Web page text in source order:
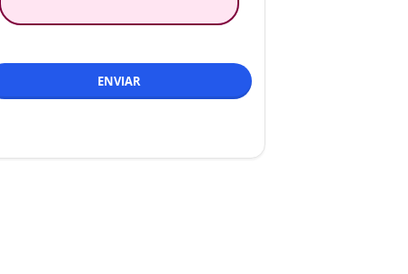
ENVIAR